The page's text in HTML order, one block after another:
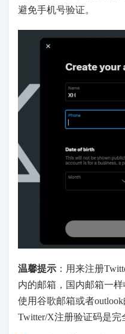
避免手机号验证。
温馨提示 ：用来注册
内的邮箱，国内邮箱一
使用谷歌邮箱或者
Twitter/X注册验证码是完